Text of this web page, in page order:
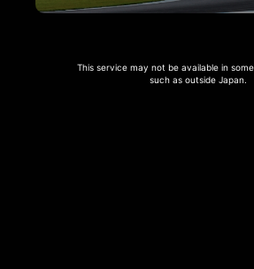
This service may not be available in
such as outside Japan.